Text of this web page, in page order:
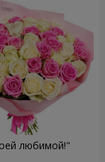
любимой!"